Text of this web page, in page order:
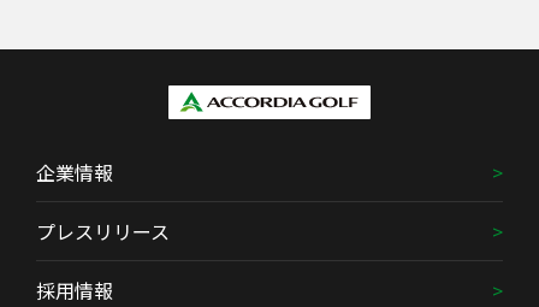
企業情報
プレスリリース
採用情報